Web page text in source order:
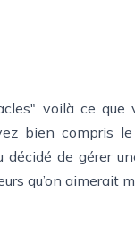
voilà ce que
bien compris
décidé de gérer
qu’on aimerait